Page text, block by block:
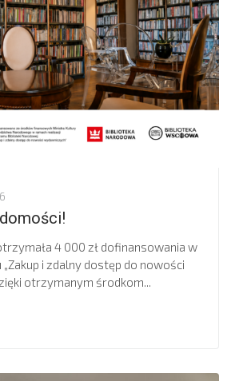
4 000 zł dofinansowania w
i zdalny dostęp do nowości
otrzymanym środkom...